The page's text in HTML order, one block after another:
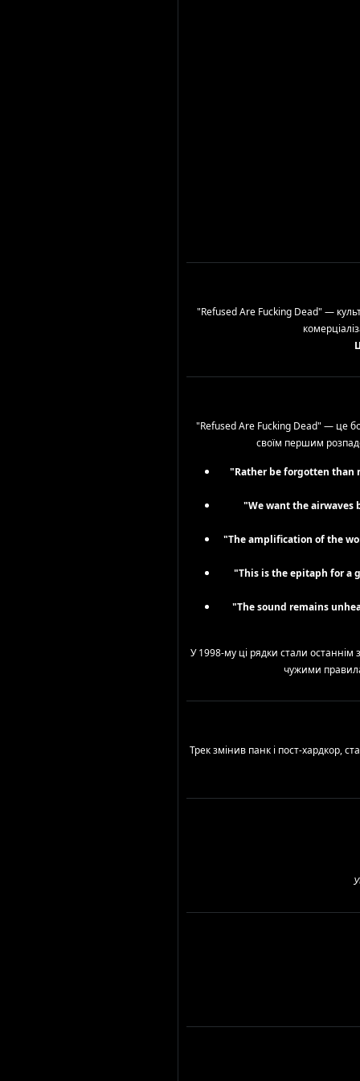
"Refused Are Fucking Dead" —
"Refused Are Fucking Dead" — це
своїм першим
"Rather be forgotten
"We want the airwaves
"The amplification of the
"This is the epitaph for a
"The sound remains
У 1998-му ці рядки стали
чужими
Трек змінив панк і пост-хардкор,